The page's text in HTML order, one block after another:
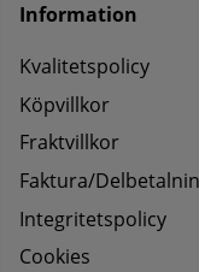
Information
Kvalitetspolicy
Köpvillkor
Fraktvillkor
Faktura/
Integritetspolicy
Cookies